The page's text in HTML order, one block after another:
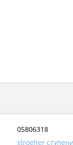
05806318
stroeher